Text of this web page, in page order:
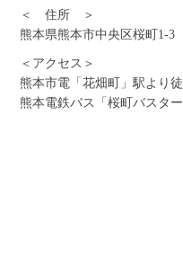
＜ 住所 ＞
熊本県熊本市中央区桜町1-3
＜アクセス＞
熊本市電「花畑町」駅より
熊本電鉄バス「桜町バスタ